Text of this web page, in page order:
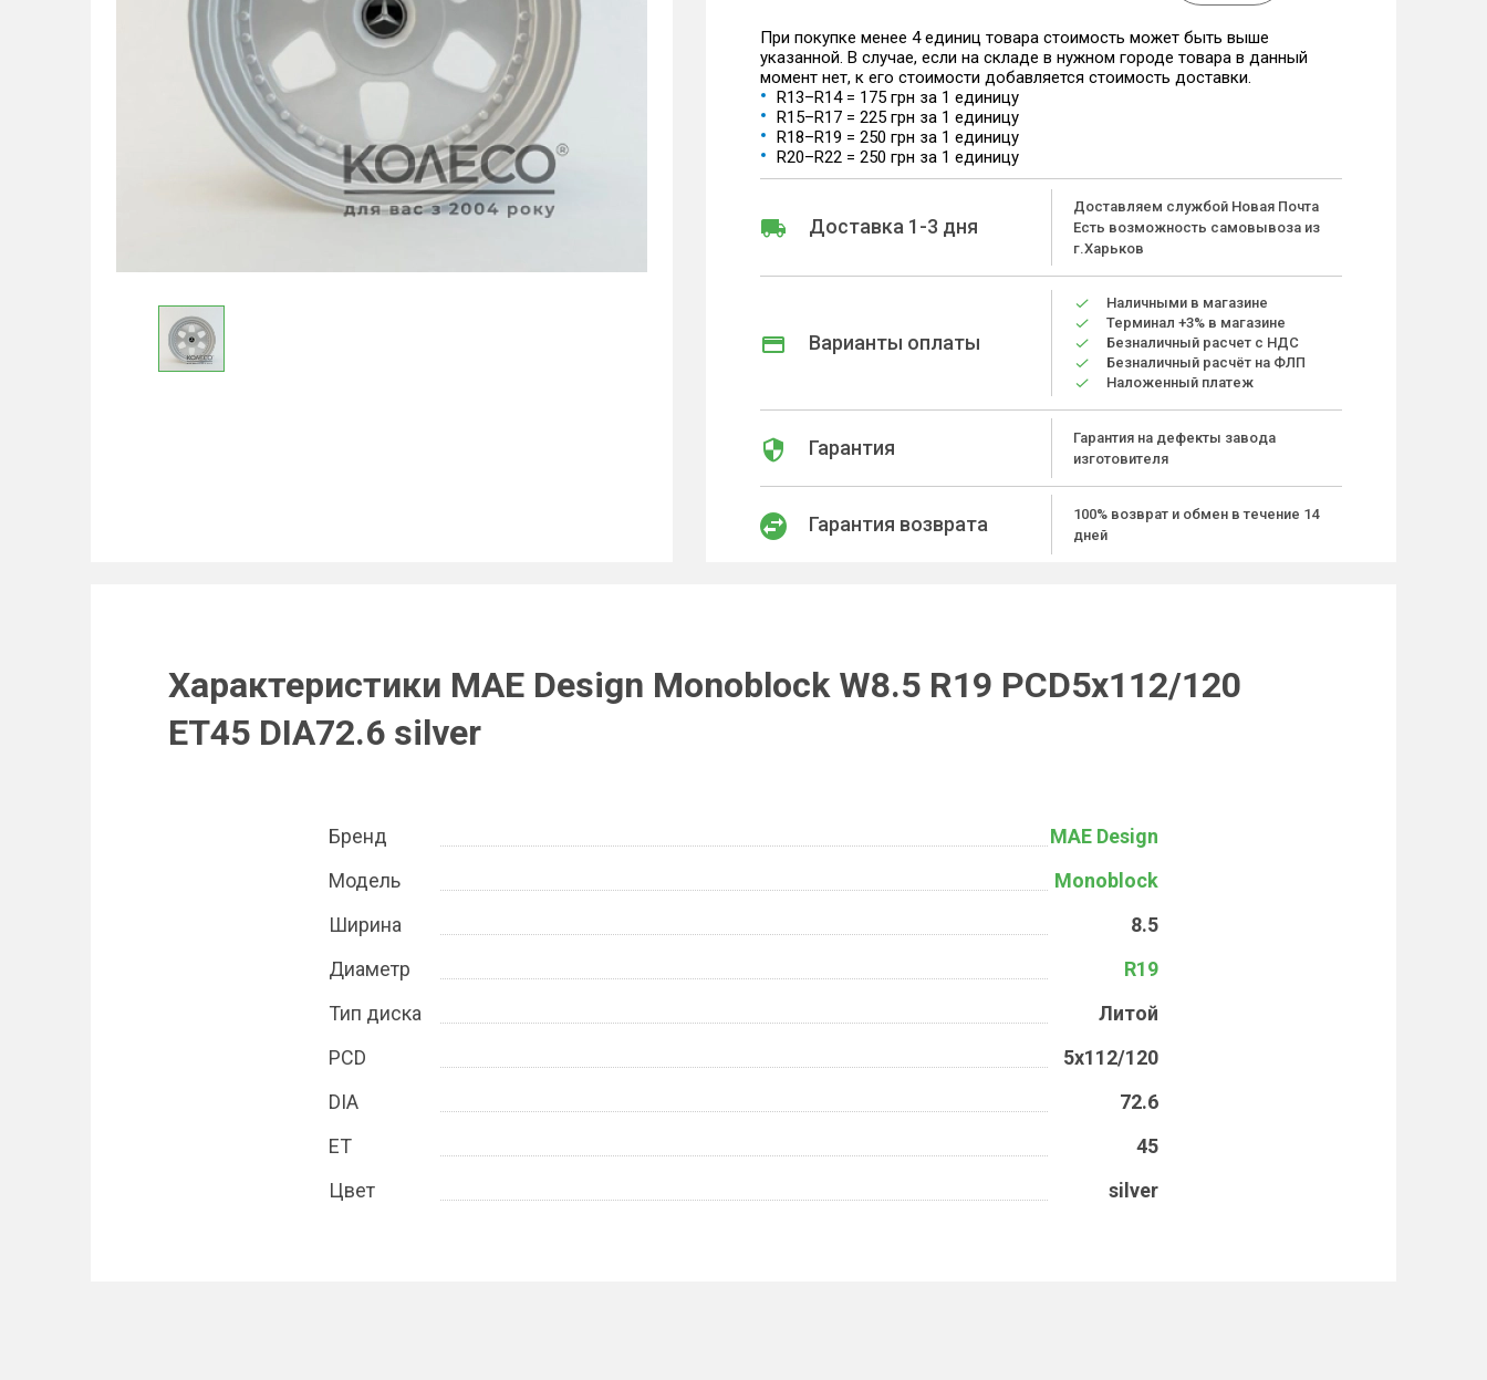
При покупке менее 4 единиц товара стоимость может быть выше
указанной. В случае, если на складе в нужном городе товара в данный
момент нет, к его стоимости добавляется стоимость доставки.
R13–R14 = 175 грн за 1 единицу
R15–R17 = 225 грн за 1 единицу
R18–R19 = 250 грн за 1 единицу
R20–R22 = 250 грн за 1 единицу
Доставка 1-3 дня
Доставляем службой Новая Почта
Есть возможность самовывоза из
г.Харьков
Варианты оплаты
Наличными в магазине
Терминал +3% в магазине
Безналичный расчет с НДС
Безналичный расчёт на ФЛП
Наложенный платеж
Гарантия
Гарантия на дефекты завода
изготовителя
Гарантия возврата
100% возврат и обмен в течение 14
дней
Характеристики MAE Design Monoblock W8.5 R19 PCD5x112/120
ET45 DIA72.6 silver
Бренд
MAE Design
Модель
Monoblock
Ширина
8.5
Диаметр
R19
Тип диска
Литой
PCD
5x112/120
DIA
72.6
ET
45
Цвет
silver